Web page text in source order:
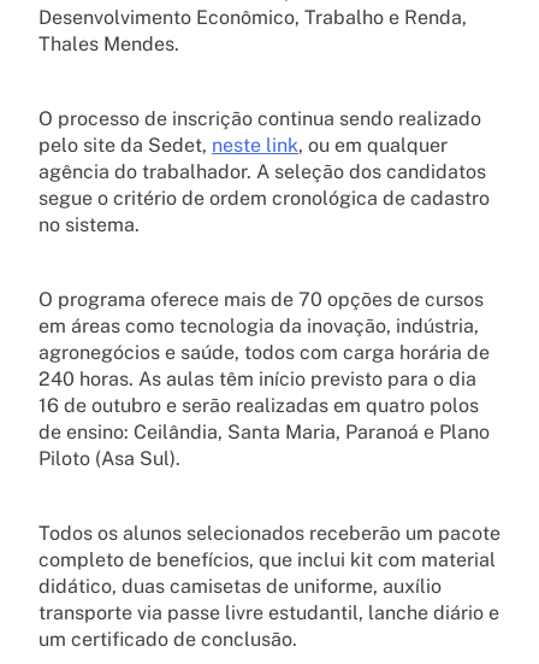
Desenvolvimento Econômico, Trabalho e Renda,
Thales Mendes.
O processo de inscrição continua sendo realizado
pelo site da Sedet, neste link, ou em qualquer
agência do trabalhador. A seleção dos candidatos
segue o critério de ordem cronológica de cadastro
no sistema.
O programa oferece mais de 70 opções de cursos
em áreas como tecnologia da inovação, indústria,
agronegócios e saúde, todos com carga horária de
240 horas. As aulas têm início previsto para o dia
16 de outubro e serão realizadas em quatro polos
de ensino: Ceilândia, Santa Maria, Paranoá e Plano
Piloto (Asa Sul).
Todos os alunos selecionados receberão um pacote
completo de benefícios, que inclui kit com material
didático, duas camisetas de uniforme, auxílio
transporte via passe livre estudantil, lanche diário e
um certificado de conclusão.